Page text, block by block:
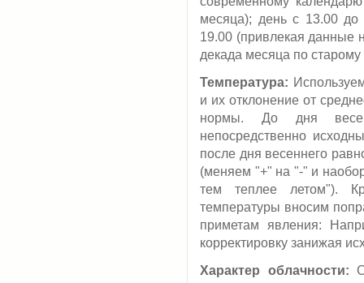
месяца); день с 13.00
19.00 (привлекая данные
декада месяца по
Температура:
и их отклонение от
нормы. До дня
непосредственно
после дня весеннего
(меняем "+" на "-" и
тем теплее летом").
температуры вносим
приметам явления:
корректировку занижая
Характер облачности: